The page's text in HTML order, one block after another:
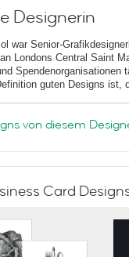
Designerin
war Senior-
an Londons Central Saint
guten Designs ist,
von diesem
Card